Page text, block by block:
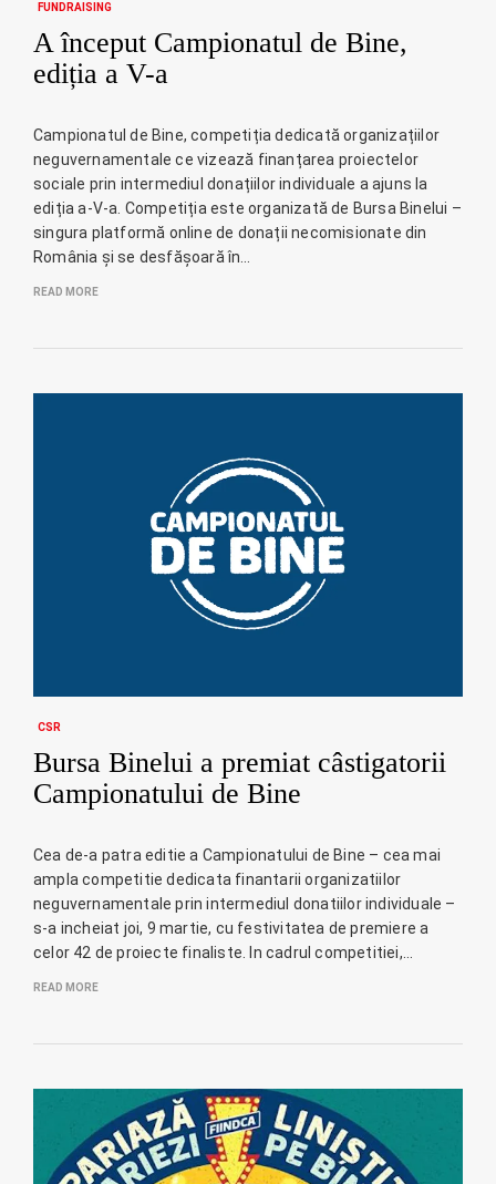
FUNDRAISING
A început Campionatul de Bine,
ediția a V-a
Campionatul de Bine, competiția dedicată organizațiilor
neguvernamentale ce vizează finanțarea proiectelor
sociale prin intermediul donațiilor individuale a ajuns la
ediția a-V-a. Competiția este organizată de Bursa Binelui –
singura platformă online de donații necomisionate din
România și se desfășoară în…
READ MORE
CSR
Bursa Binelui a premiat câstigatorii
Campionatului de Bine
Cea de-a patra editie a Campionatului de Bine – cea mai
ampla competitie dedicata finantarii organizatiilor
neguvernamentale prin intermediul donatiilor individuale –
s-a incheiat joi, 9 martie, cu festivitatea de premiere a
celor 42 de proiecte finaliste. In cadrul competitiei,…
READ MORE